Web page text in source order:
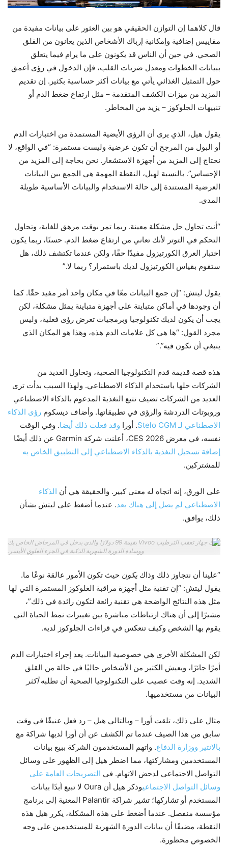
تقرأ مرآة طول العمر هذه تدفق الدم في وجهك وتقدر بطريقة أو بأخرى صحتك الأيضية.
قال كلاهما إن التوازن الحقيقي هو بين العثور على بيانات مفيدة من
مقاييس إضافية وإمكانية إرباك الأشخاص الذين يعانون من القلق
الصحي. في حين أن الناس قد يكونون على ما يرام فيما يتعلق
ببيانات الخطوات ومعدل ضربات القلب، فإن الدخول في رؤى أعمق
حول التمثيل الغذائي يأتي مع بيانات أكثر حساسية بكثير. إن تقديم
المزيد من ميزات الكشف المتقدمة – مثل ارتفاع ضغط الدم أو
تنبيهات الجلوكوز – يزيد من المخاطر.
يقول هيل، الذي يرى أن الرؤى الأيضية المستمدة من اختبارات الدم
أو البول من المرجح أن تكون عرضية وليست مستمرة: “في الواقع، لا
نحتاج إلى المزيد من أجهزة الاستشعار. نحن بحاجة إلى المزيد من
الإحساس”. بالنسبة لهيل، النقطة المهمة هي الجمع بين البيانات
العرضية المستندة إلى حالة الاستخدام والبيانات الأساسية طويلة
المدى.
“أنت تحاول حل مشكلة معينة. ربما تمر بوقت مرهق للغاية، وتحاول
التحكم في التوتر لأنك تعاني من ارتفاع ضغط الدم. حسنًا، ربما يكون
اختبار العرق الكورتيزول مفيدًا حقًا، ولكن عندما تكتشف ذلك، هل
ستقوم بقياس الكورتيزول لديك باستمرار؟ ربما لا.”
يقول ليتش: “إن جمع البيانات معًا في مكان واحد أمر مفيد حقًا. كما
أن وجودها في أماكن متباينة على أجهزة متباينة يمثل مشكلة، لكن
يجب أن يكون لديك تكنولوجيا وبرمجيات تعرض رؤى فعلية، وليس
مجرد القول: “ها هي كل علامات الدم هذه، وهذا هو المكان الذي
ينبغي أن تكون فيه”.”
هذه قصة قديمة قدم التكنولوجيا الصحية، وتحاول العديد من
الشركات حلها باستخدام الذكاء الاصطناعي. ولهذا السبب بدأت ترى
العديد من الشركات تضيف تتبع التغذية المدعوم بالذكاء الاصطناعي
وروبوتات الدردشة والرؤى في تطبيقاتها. وأضاف ديسكوم رؤى الذكاء
الاصطناعي لـ Stelo CGM
. أورا وقد فعلت ذلك أيضا. وفي الوقت
نفسه، في معرض CES 2026، أعلنت شركة Garmin عن ذلك أيضًا
إضافة تسجيل التغذية بالذكاء الاصطناعي إلى التطبيق الخاص به
للمشتركين.
على الورق، إنه اتجاه له معنى كبير. والحقيقة هي أن الذكاء
الاصطناعي لم يصل إلى هناك بعد. عندما أضغط على ليتش بشأن
ذلك، يوافق.
إليك جهاز تعقب الترطيب Vivoo بقيمة 99 دولارًا والذي يدخل في المرحاض الخاص بك
ووسادة الدورة الشهرية الذكية في الجزء العلوي الأيسر.
“علينا أن نتجاوز ذلك وذاك يكون حيث تكون الأمور عالقة نوعًا ما.
يقول ليتش: “إن تقنية مثل أجهزة مراقبة الغلوكوز المستمرة التي لها
مثل هذه النتائج الواضحة هي تقنية رائعة لتكون رائدة في ذلك”،
مشيرًا إلى أن هناك ارتباطات مباشرة بين تغييرات نمط الحياة التي
يقوم بها الشخص وكيف تنعكس في قراءات الجلوكوز لديه.
لكن المشكلة الأخرى هي خصوصية البيانات. يعد إجراء اختبارات الدم
أمرًا جائرًا، ويعيش الكثير من الأشخاص حاليًا في حالة من القلق
الشديد. إنه وقت عصيب على التكنولوجيا الصحية أن تطلبهأكثر
البيانات من مستخدميها.
مثال على ذلك، تلقت أورا – وبالتالي هيل – رد فعل عنيفًا في وقت
سابق من هذا الصيف عندما تم الكشف عن أن أورا لديها شراكة مع
بالانتير ووزارة الدفاع. واتهم المستخدمون الشركة ببيع بيانات
المستخدمين ومشاركتها، مما اضطر هيل إلى الظهور على وسائل
التواصل الاجتماعي لدحض الاتهام. في التصريحات العامة على
وسائل التواصل الاجتماعي
وذكر هيل أن Oura لا تبيع أبدًا بيانات
المستخدم أو تشاركها؛ تشير شراكة Palantir المعنية إلى برنامج
مؤسسة منفصل. عندما أضغط على هذه المشكلة، يكرر هيل هذه
النقطة، مضيفًا أن بيانات الدورة الشهرية للمستخدمين على وجه
الخصوص محظورة.